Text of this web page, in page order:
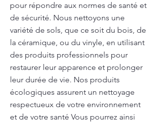
pour répondre aux normes de santé et
de sécurité. Nous nettoyons une
variété de sols, que ce soit du bois, de
la céramique, ou du vinyle, en utilisant
des produits professionnels pour
restaurer leur apparence et prolonger
leur durée de vie. Nos produits
écologiques assurent un nettoyage
respectueux de votre environnement
et de votre santé Vous pourrez ainsi